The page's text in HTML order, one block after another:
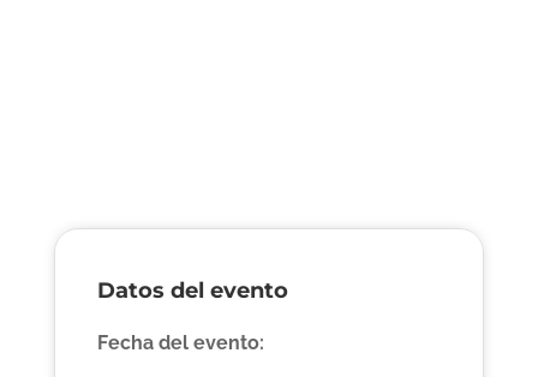
Datos del evento
Fecha del evento: